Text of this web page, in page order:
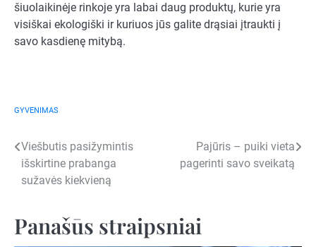
šiuolaikinėje rinkoje yra labai daug produktų, kurie yra
visiškai ekologiški ir kuriuos jūs galite drąsiai įtraukti į
savo kasdienę mitybą.
GYVENIMAS
Navigacija
tarp
Viešbutis pasižymintis
išskirtine prabanga
sužavės kiekvieną
Pajūris – puiki vieta
pagerinti savo sveikatą
Panašūs straipsniai